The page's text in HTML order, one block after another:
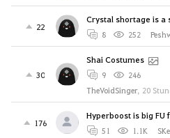
22
Crystal shortage is a
8 252
30
Shai Costumes
9
246
TheVoidSinger, 20
176
Hyperboost is big
51 1.1K